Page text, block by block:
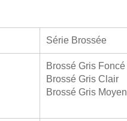
Série Brossée
Brossé Gris Foncé
Brossé Gris Clair
Brossé Gris Moyen